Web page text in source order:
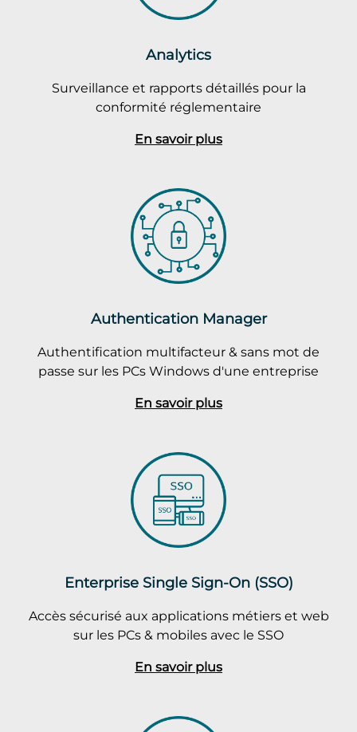
Analytics
Surveillance et rapports détaillés pour la
conformité réglementaire
En savoir plus
Authentication Manager
Authentification multifacteur & sans mot de
passe sur les PCs Windows d'une entreprise
En savoir plus
Enterprise Single Sign-On (SSO)
Accès sécurisé aux applications métiers et web
sur les PCs & mobiles avec le SSO
En savoir plus